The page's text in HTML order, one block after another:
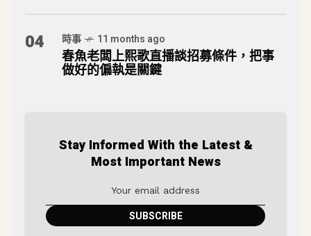
04 時事 11 months ago
春魚老闆上熙歌直播談招募條件，把事
做好的偏執是關鍵
Stay Informed With the Latest &
Most Important News